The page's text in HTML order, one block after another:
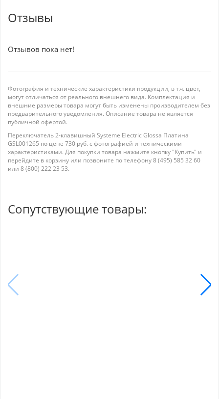
Отзывы
Отзывов пока нет!
Фотография и технические характеристики продукции, в т.ч. цвет,
могут отличаться от реального внешнего вида. Комплектация и
внешние размеры товара могут быть изменены производителем без
предварительного уведомления. Описание товара не является
публичной офертой.
Переключатель 2-клавишный Systeme Electric Glossa Платина
GSL001265 по цене 730 руб. с фотографией и техническими
характеристиками. Для покупки товара нажмите кнопку "Купить" и
перейдите в корзину или позвоните по телефону 8 (495) 585 32 60
или 8 (800) 222 23 53.
Сопутствующие товары: